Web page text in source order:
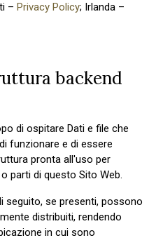
– Privacy Policy; Irlanda –
backend
di ospitare Dati e file che
funzionare e di essere
pronta all'uso per
parti di questo Sito Web.
seguito, se presenti, possono
distribuiti, rendendo
in cui sono